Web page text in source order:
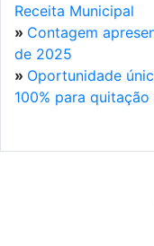
Receita Municipal
» Contagem
de 2025
» Oportunidade
100% para